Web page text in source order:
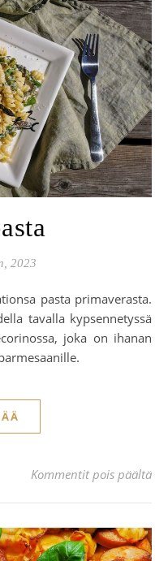
2023
tavalla kypsennetyssä
joka on ihanan
Kommentit pois päältä